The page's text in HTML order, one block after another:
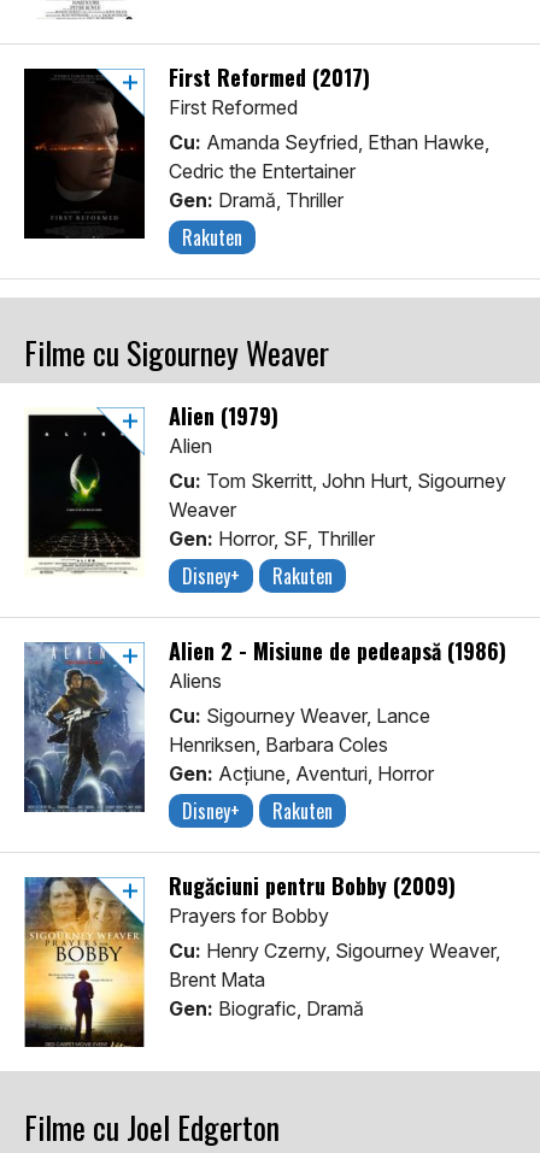
First Reformed (2017)
First Reformed
Cu: Amanda Seyfried, Ethan Hawke,
Cedric the Entertainer
Gen: Dramă, Thriller
Rakuten
Filme cu Sigourney Weaver
Alien (1979)
Alien
Cu: Tom Skerritt, John Hurt, Sigourney
Weaver
Gen: Horror, SF, Thriller
Disney+ Rakuten
Alien 2 - Misiune de pedeapsă (1986)
Aliens
Cu: Sigourney Weaver, Lance
Henriksen, Barbara Coles
Gen: Acţiune, Aventuri, Horror
Disney+ Rakuten
Rugăciuni pentru Bobby (2009)
Prayers for Bobby
Cu: Henry Czerny, Sigourney Weaver,
Brent Mata
Gen: Biografic, Dramă
Filme cu Joel Edgerton